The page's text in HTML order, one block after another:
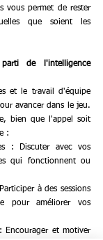
vous permet de rester
que soient les
de l'intelligence
et le travail d'équipe
avancer dans le jeu.
bien que l'appel soit
:
: Discuter avec vos
qui fonctionnent ou
à des sessions
pour améliorer vos
Encourager et motiver